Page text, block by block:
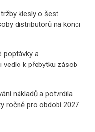
klesly o šest
distributorů na konci
poptávky a
vedlo k přebytku zásob
nákladů a potvrdila
ročně pro období 2027